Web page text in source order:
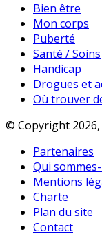
Bien être
Mon corps
Puberté
Santé / Soins
Handicap
Drogues et
Où trouver
© Copyright
Partenaires
Qui
Mentions
Charte
Plan du site
Contact